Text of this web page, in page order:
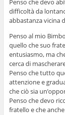
Penso che devo
difficoltà da
abbastanza vicina
Penso al mio
quello che suo
entusiasmo, ma
cerca di
Penso che tutto
attenzione e
che ciò sia
Penso che devo
fratello e che